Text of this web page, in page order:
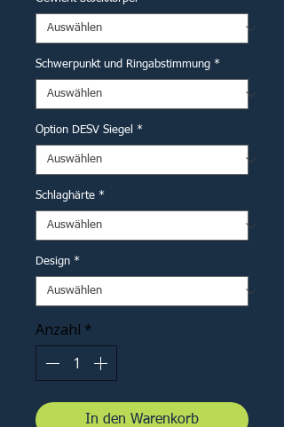
Schwerpunkt und Ringabstimmung *
Option DESV Siegel *
Schlaghärte *
Design *
Anzahl *
In den Warenkorb